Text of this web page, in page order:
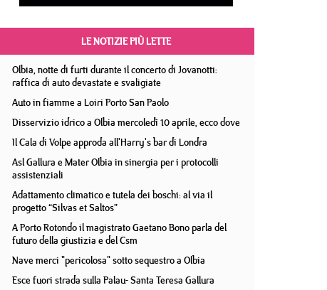
LE NOTIZIE PIÙ LETTE
Olbia, notte di furti durante il concerto di Jovanotti:
raffica di auto devastate e svaligiate
Auto in fiamme a Loiri Porto San Paolo
Disservizio idrico a Olbia mercoledì 10 aprile, ecco dove
Il Cala di Volpe approda all'Harry's bar di Londra
Asl Gallura e Mater Olbia in sinergia per i protocolli
assistenziali
Adattamento climatico e tutela dei boschi: al via il
progetto “Silvas et Saltos”
A Porto Rotondo il magistrato Gaetano Bono parla del
futuro della giustizia e del Csm
Nave merci "pericolosa" sotto sequestro a Olbia
Esce fuori strada sulla Palau- Santa Teresa Gallura